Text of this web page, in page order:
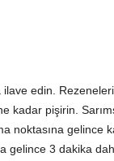
ilave edin.
pişirin.
gelince
gelince 3 dakika